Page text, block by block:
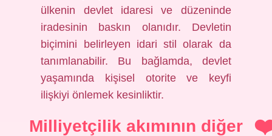
ülkenin devlet idaresi ve düzeninde
iradesinin baskın olanıdır. Devletin
biçimini belirleyen idari stil olarak da
tanımlanabilir. Bu bağlamda, devlet
yaşamında kişisel otorite ve keyfi
ilişkiyi önlemek kesinliktir.
Milliyetçilik akımının diğer